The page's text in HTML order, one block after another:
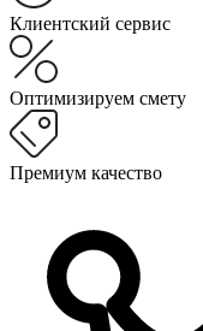
Клиентский сервис
Оптимизируем смету
Премиум качество